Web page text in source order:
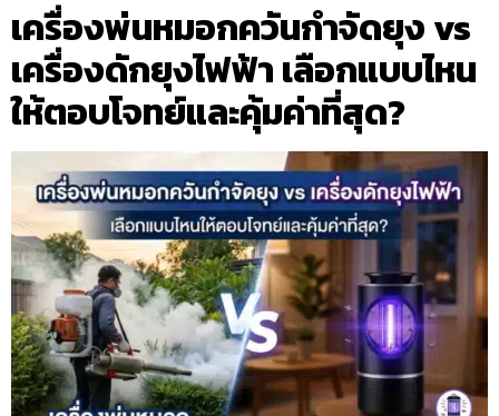
เครื่องพ่นหมอกควันกำจัดยุง vs
เครื่องดักยุงไฟฟ้า เลือกแบบไหน
ให้ตอบโจทย์และคุ้มค่าที่สุด?